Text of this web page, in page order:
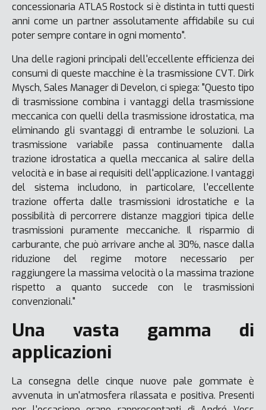
concessionaria ATLAS Rostock si è distinta in tutti questi
anni come un partner assolutamente affidabile su cui
poter sempre contare in ogni momento".
Una delle ragioni principali dell'eccellente efficienza dei
consumi di queste macchine è la trasmissione CVT. Dirk
Mysch, Sales Manager di Develon, ci spiega: "Questo tipo
di trasmissione combina i vantaggi della trasmissione
meccanica con quelli della trasmissione idrostatica, ma
eliminando gli svantaggi di entrambe le soluzioni. La
trasmissione variabile passa continuamente dalla
trazione idrostatica a quella meccanica al salire della
velocità e in base ai requisiti dell'applicazione. I vantaggi
del sistema includono, in particolare, l'eccellente
trazione offerta dalle trasmissioni idrostatiche e la
possibilità di percorrere distanze maggiori tipica delle
trasmissioni puramente meccaniche. Il risparmio di
carburante, che può arrivare anche al 30%, nasce dalla
riduzione del regime motore necessario per
raggiungere la massima velocità o la massima trazione
rispetto a quanto succede con le trasmissioni
convenzionali."
Una vasta gamma di
applicazioni
La consegna delle cinque nuove pale gommate è
avvenuta in un'atmosfera rilassata e positiva. Presenti